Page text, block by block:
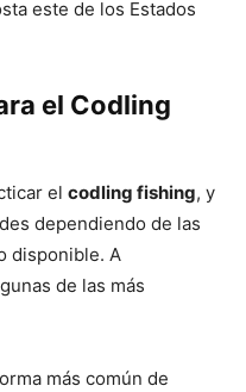
este de los Estados
el Codling
el codling fishing, y
dependiendo de las
disponible. A
de las más
más común de